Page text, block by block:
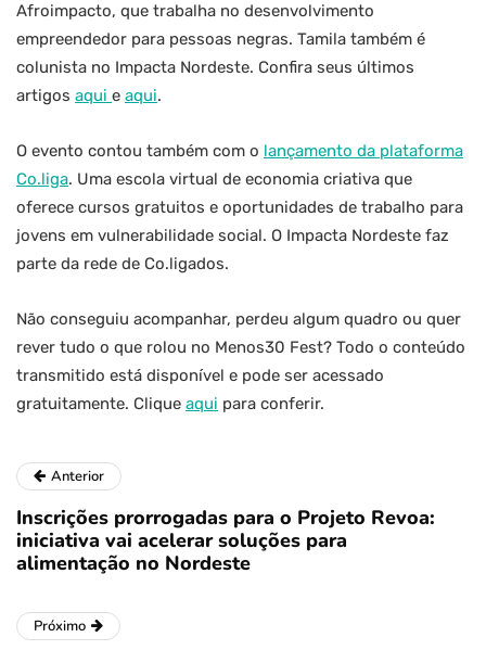
Afroimpacto, que trabalha no desenvolvimento
empreendedor para pessoas negras. Tamila também é
colunista no Impacta Nordeste. Confira seus últimos
artigos aqui e aqui.
O evento contou também com o lançamento da plataforma
Co.liga. Uma escola virtual de economia criativa que
oferece cursos gratuitos e oportunidades de trabalho para
jovens em vulnerabilidade social. O Impacta Nordeste faz
parte da rede de Co.ligados.
Não conseguiu acompanhar, perdeu algum quadro ou quer
rever tudo o que rolou no Menos30 Fest? Todo o conteúdo
transmitido está disponível e pode ser acessado
gratuitamente. Clique aqui para conferir.
Anterior
Inscrições prorrogadas para o Projeto Revoa:
iniciativa vai acelerar soluções para
alimentação no Nordeste
Próximo